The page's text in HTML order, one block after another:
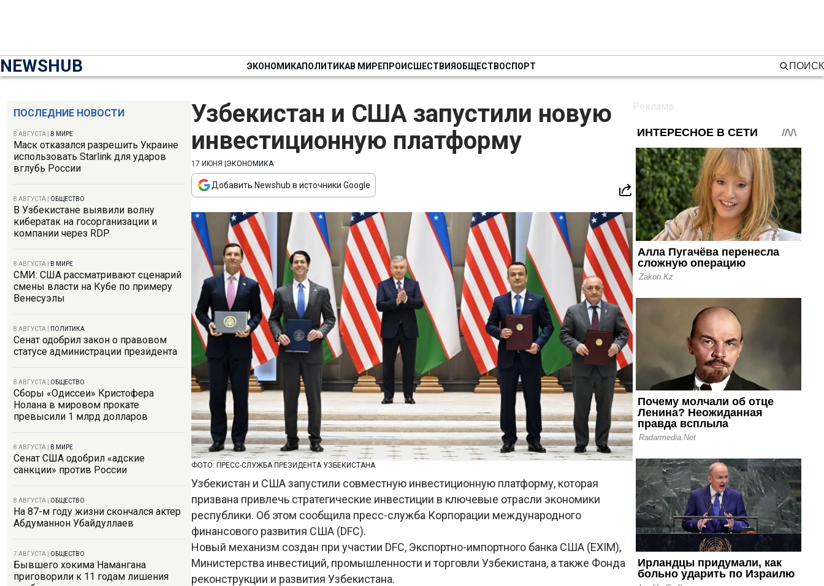
NEWSHUB ЭКОНОМИКАПОЛИТИКАВ МИРЕПРОИСШЕСТВИЯОБЩЕСТВОСПОРТ ПОИСК
ПОСЛЕДНИЕ НОВОСТИ
8 АВГУСТА В МИРЕ
Маск отказался разрешить Украине
использовать Starlink для ударов
вглубь России
8 АВГУСТА ОБЩЕСТВО
В Узбекистане выявили волну
кибератак на госорганизации и
компании через RDP
8 АВГУСТА В МИРЕ
СМИ: США рассматривают сценарий
смены власти на Кубе по примеру
Венесуэлы
8 АВГУСТА ПОЛИТИКА
Сенат одобрил закон о правовом
статусе администрации президента
8 АВГУСТА ОБЩЕСТВО
Сборы «Одиссеи» Кристофера
Нолана в мировом прокате
превысили 1 млрд долларов
8 АВГУСТА В МИРЕ
Сенат США одобрил «адские
санкции» против России
8 АВГУСТА ОБЩЕСТВО
На 87-м году жизни скончался актер
Абдуманнон Убайдуллаев
7 АВГУСТА ОБЩЕСТВО
Бывшего хокима Намангана
приговорили к 11 годам лишения
Узбекистан и США запустили новую
инвестиционную платформу
17 ИЮНЯ ЭКОНОМИКА
Добавить Newshub в источники Google
ФОТО: ПРЕСС-СЛУЖБА ПРЕЗИДЕНТА УЗБЕКИСТАНА
Узбекистан и США запустили совместную инвестиционную платформу, которая
призвана привлечь стратегические инвестиции в ключевые отрасли экономики
республики. Об этом сообщила пресс-служба Корпорации международного
финансового развития США (DFC).
Новый механизм создан при участии DFC, Экспортно-импортного банка США (EXIM),
Министерства инвестиций, промышленности и торговли Узбекистана, а также Фонда
реконструкции и развития Узбекистана.